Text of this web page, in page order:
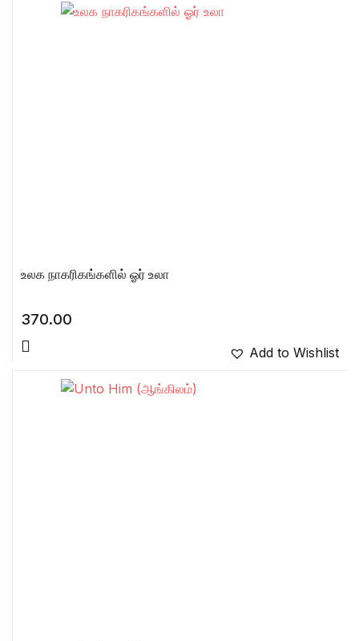
உலக நாகரிகங்களில் ஓர் உலா
370.00
Add to Wishlist